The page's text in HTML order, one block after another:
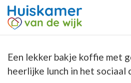
Een lekker bakje koffie met
heerlijke lunch in het sociaal